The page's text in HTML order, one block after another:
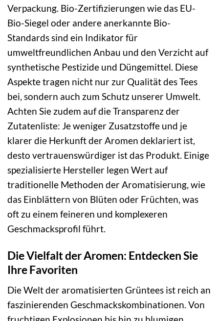
Verpackung. Bio-Zertifizierungen wie das EU-
Bio-Siegel oder andere anerkannte Bio-
Standards sind ein Indikator für
umweltfreundlichen Anbau und den Verzicht auf
synthetische Pestizide und Düngemittel. Diese
Aspekte tragen nicht nur zur Qualität des Tees
bei, sondern auch zum Schutz unserer Umwelt.
Achten Sie zudem auf die Transparenz der
Zutatenliste: Je weniger Zusatzstoffe und je
klarer die Herkunft der Aromen deklariert ist,
desto vertrauenswürdiger ist das Produkt. Einige
spezialisierte Hersteller legen Wert auf
traditionelle Methoden der Aromatisierung, wie
das Einblättern von Blüten oder Früchten, was
oft zu einem feineren und komplexeren
Geschmacksprofil führt.
Die Vielfalt der Aromen: Entdecken Sie
Ihre Favoriten
Die Welt der aromatisierten Grüntees ist reich an
faszinierenden Geschmackskombinationen. Von